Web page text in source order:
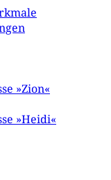
»Zion«
»Heidi«